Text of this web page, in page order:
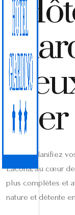
Mer
Si vous planifiez
Lacona, au cœur de
plus complètes et
nature et détente